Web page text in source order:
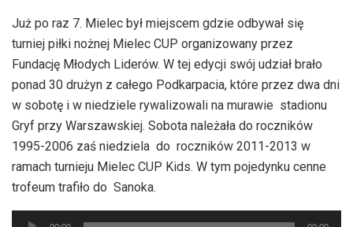
Już po raz 7. Mielec był miejscem gdzie odbywał się
turniej piłki nożnej Mielec CUP organizowany przez
Fundację Młodych Liderów. W tej edycji swój udział brało
ponad 30 drużyn z całego Podkarpacia, które przez dwa dni
w sobotę i w niedziele rywalizowali na murawie stadionu
Gryf przy Warszawskiej. Sobota należała do roczników
1995-2006 zaś niedziela do roczników 2011-2013 w
ramach turnieju Mielec CUP Kids. W tym pojedynku cenne
trofeum trafiło do Sanoka.
Odtwarzacz